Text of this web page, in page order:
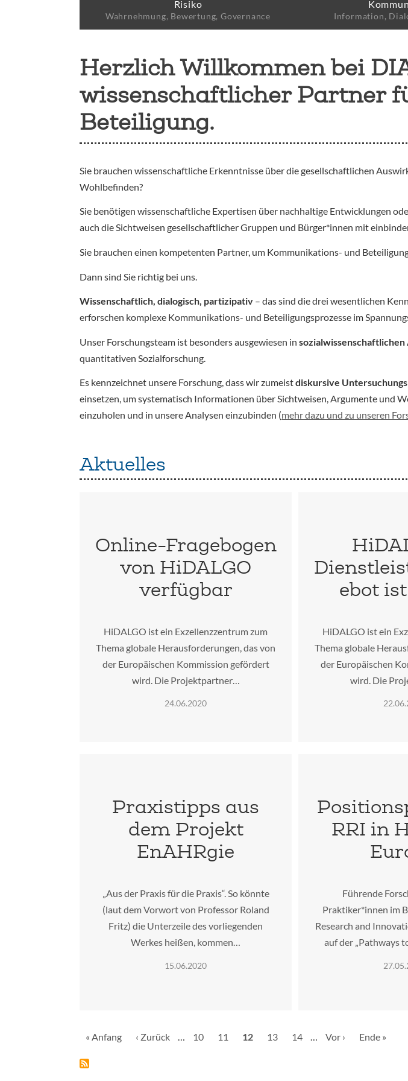
Risiko
Wahrnehmung, Bewertung, Governance Information,
Herzlich Willkommen bei
wissenschaftlicher Partner
Beteiligung.
Sie brauchen wissenschaftliche Erkenntnisse über die gesellschaftlichen
Wohlbefinden?
Sie benötigen wissenschaftliche Expertisen über nachhaltige Entwicklungen
auch die Sichtweisen gesellschaftlicher Gruppen und Bürger*innen mit
Sie brauchen einen kompetenten Partner, um Kommunikations- und
Dann sind Sie richtig bei uns.
Wissenschaftlich, dialogisch, partizipativ – das sind die drei wesentlichen
erforschen komplexe Kommunikations- und Beteiligungsprozesse im
Unser Forschungsteam ist besonders ausgewiesen in sozialwissenschaftlichen
quantitativen Sozialforschung.
Es kennzeichnet unsere Forschung, dass wir zumeistdiskursive
einsetzen, um systematisch Informationen über Sichtweisen, Argumente und
einzuholen und in unsere Analysen einzubinden (mehr dazu und zu unseren
Aktuelles
Online-Fragebogen
von HiDALGO
verfügbar
HiDALGO ist ein Exzellenzzentrum zum
Thema globale Herausforderungen, das von
der Europäischen Kommission gefördert
wird. Die Projektpartner…
24.06.2020
ebot
HiDALGO ist ein
Thema globale
der Europäischen
wird. Die
Praxistipps aus
dem Projekt
EnAHRgie
„Aus der Praxis für die Praxis“. So könnte
(laut dem Vorwort von Professor Roland
Fritz) die Unterzeile des vorliegenden
Werkes heißen, kommen…
15.06.2020
RRI in
Führende
Praktiker*innen im
Research and
auf der „Pathways
Erste
« Anfang
Vorherige
‹ Zurück Seite
10 Seite
11
Aktuelle
12 Seite
13 Seite
14
Nächste
Vor ›
Letzte
Ende »